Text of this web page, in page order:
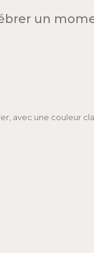
un
avec une couleur